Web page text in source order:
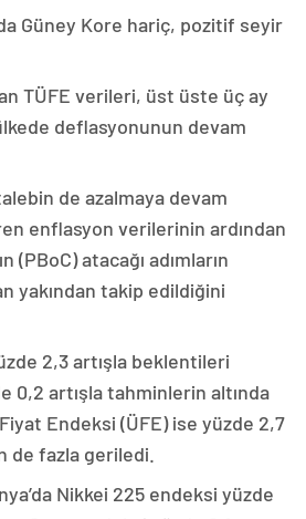
Güney Kore hariç, pozitif seyir
TÜFE verileri, üst üste üç ay
deflasyonunun devam
de azalmaya devam
enflasyon verilerinin ardından
(PBoC) atacağı adımların
yakından takip edildiğini
2,3 artışla beklentileri
0,2 artışla tahminlerin altında
Endeksi (ÜFE) ise yüzde 2,7
de fazla geriledi.
Nikkei 225 endeksi yüzde